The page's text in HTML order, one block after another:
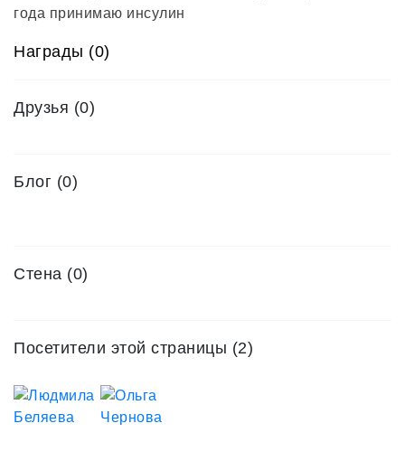
года принимаю инсулин
Награды (0)
Друзья (0)
Блог (0)
Стена (0)
Посетители этой страницы (2)